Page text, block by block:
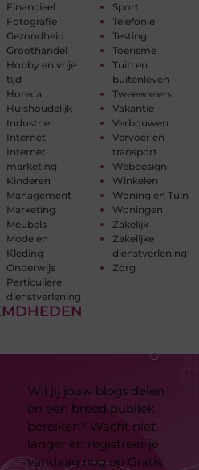
Financieel
Fotografie
Gezondheid
Groothandel
Hobby en vrije
tijd
Horeca
Huishoudelijk
Industrie
Internet
Internet
marketing
Kinderen
Management
Marketing
Meubels
Mode en
Kleding
Onderwijs
Particuliere
dienstverlening
Sport
Telefonie
Testing
Toerisme
Tuin en
buitenleven
Tweewielers
Vakantie
Verbouwen
Vervoer en
transport
Webdesign
Winkelen
Woning en Tuin
Woningen
Zakelijk
Zakelijke
dienstverlening
Zorg
Wil jij jouw blogs delen
en een breed publiek
bereiken? Wacht niet
langer en registreer je
vandaag nog op Gratis